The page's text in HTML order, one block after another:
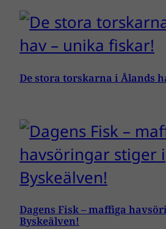
De stora torskarna i Ålands
Dagens Fisk – maffiga
Byskeälven!